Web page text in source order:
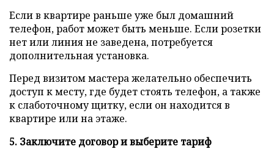
Если в квартире раньше уже был домашний
телефон, работ может быть меньше. Если розетки
нет или линия не заведена, потребуется
дополнительная установка.
Перед визитом мастера желательно обеспечить
доступ к месту, где будет стоять телефон, а также
к слаботочному щитку, если он находится в
квартире или на этаже.
5. Заключите договор и выберите тариф